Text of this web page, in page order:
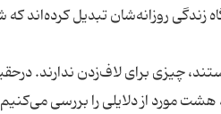
زندگی روزانه‌شان تبدیل
چیزی برای لاف‌زدن ندارند.
مورد از دلایلی را بررسی